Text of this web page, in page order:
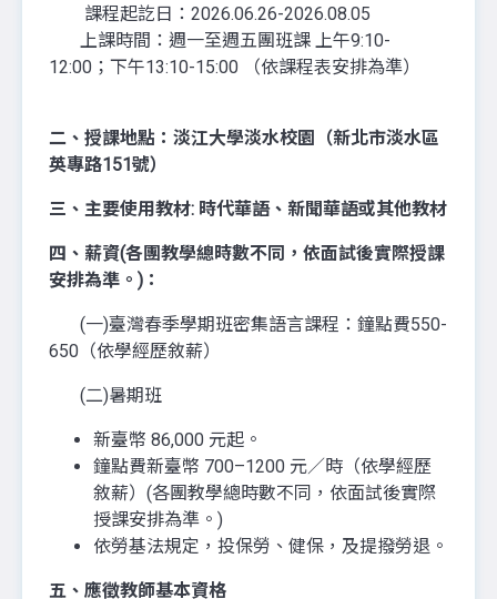
課程起訖日：2026.06.26-2026.08.05
上課時間：週一至週五團班課 上午9:10-
12:00；下午13:10-15:00 （依課程表安排為準）
二、授課地點：淡江大學淡水校園（新北市淡水區
英專路151號）
三、主要使用教材: 時代華語、新聞華語或其他教材
四、薪資(各團教學總時數不同，依面試後實際授課
安排為準。) ：
(一)臺灣春季學期班密集語言課程：鐘點費550-
650（依學經歷敘薪）
(二)暑期班
新臺幣 86,000 元起。
鐘點費新臺幣 700–1200 元／時（依學經歷
敘薪）(各團教學總時數不同，依面試後實際
授課安排為準。)
依勞基法規定，投保勞、健保，及提撥勞退。
五、應徵教師基本資格